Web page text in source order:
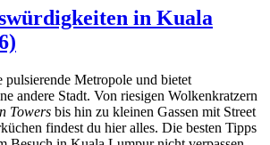
in Kuala
Metropole und bietet
andere Stadt. Von riesigen Wolkenkratzern
Towers bis hin zu kleinen Gassen mit Street
findest du hier alles. Die besten Tipps